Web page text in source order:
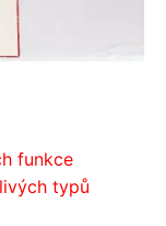
funkce
typů